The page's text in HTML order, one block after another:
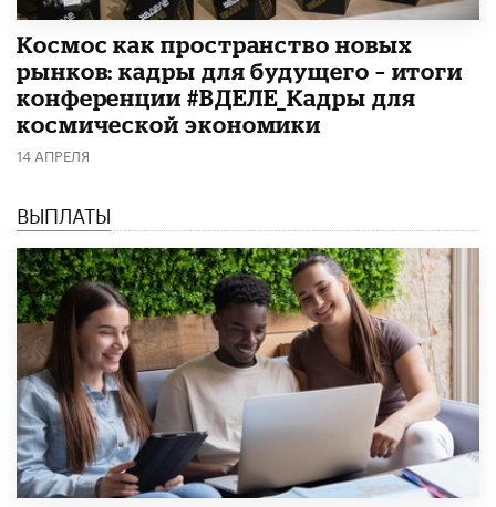
Космос как пространство новых
рынков: кадры для будущего – итоги
конференции #ВДЕЛЕ_Кадры для
космической экономики
14 АПРЕЛЯ
ВЫПЛАТЫ